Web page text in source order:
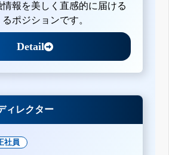
報を美しく直感的に届ける
ポジションです。
Detail
ィレクター
社員